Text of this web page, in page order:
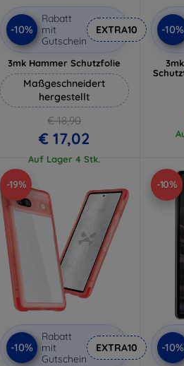
-10%
Rabatt
mit
Gutschein
EXTRA10
3mk Hammer Schutzfolie
Maßgeschneidert
hergestellt
€ 18,90
€ 17,02
Auf Lager 4 Stk.
-10%
-19%
-10%
Rabatt
mit
Gutschein
EXTRA10
-10%
-10%